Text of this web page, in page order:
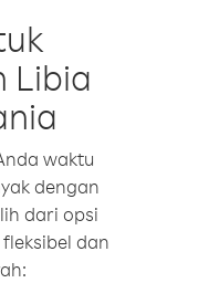
Libia
waktu
dengan
dari opsi
dan